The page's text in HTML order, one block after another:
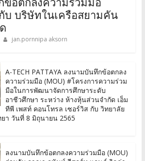
บ บริษัทในเครือสยามคัน
jan.pornnipa aksorn
A-TECH PATTAYA ลงนามบันทึกข้อตกลง
ความร่วมมือ (MOU) #โครงการความร่วม
มือในการพัฒนาจัดการศึกษาระดับ
อาชีวศึกษา ระหว่าง ห้างหุ้นส่วนจำกัด เอ็ม
ทีพี เพสท์ คอนโทรล เซอร์วิส กับ วิทยาลัย
า วันที่ 8 มิถุนายน 2565
ลงนามบันทึกข้อตกลงความร่วมมือ (MOU)